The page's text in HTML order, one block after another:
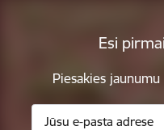
Esi
Piesakies jaunumu